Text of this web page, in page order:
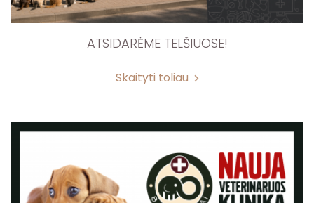
ATSIDARĖME TELŠIUOSE!
Skaityti toliau